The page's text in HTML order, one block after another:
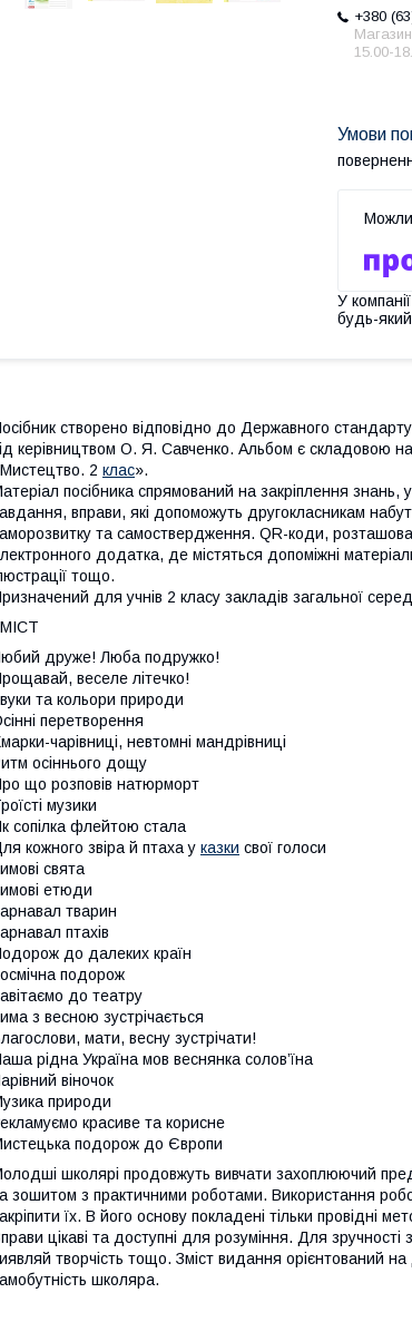
+380
15.00-
У
будь-
створено відповідно до Державного стандарту
керівництвом О. Я. Савченко. Альбом є складовою
2 клас».
посібника спрямований на закріплення знань,
вправи, які допоможуть другокласникам
та самоствердження. QR-коди,
додатка, де містяться допоміжні
тощо.
для учнів 2 класу закладів загальної
друже! Люба подружко!
веселе літечко!
та кольори природи
перетворення
чарівниці, невтомні мандрівниці
осіннього дощу
що розповів натюрморт
музики
сопілка флейтою стала
кожного звіра й птаха у казки свої голоси
свята
етюди
тварин
птахів
до далеких країн
подорож
до театру
з весною зустрічається
мати, весну зустрічати!
рідна Україна мов веснянка солов’їна
віночок
природи
красиве та корисне
подорож до Європи
школярі продовжуть вивчати захоплюючий
зошитом з практичними роботами. Використання
їх. В його основу покладені тільки провідні
цікаві та доступні для розуміння. Для
творчість тощо. Зміст видання орієнтований
школяра.